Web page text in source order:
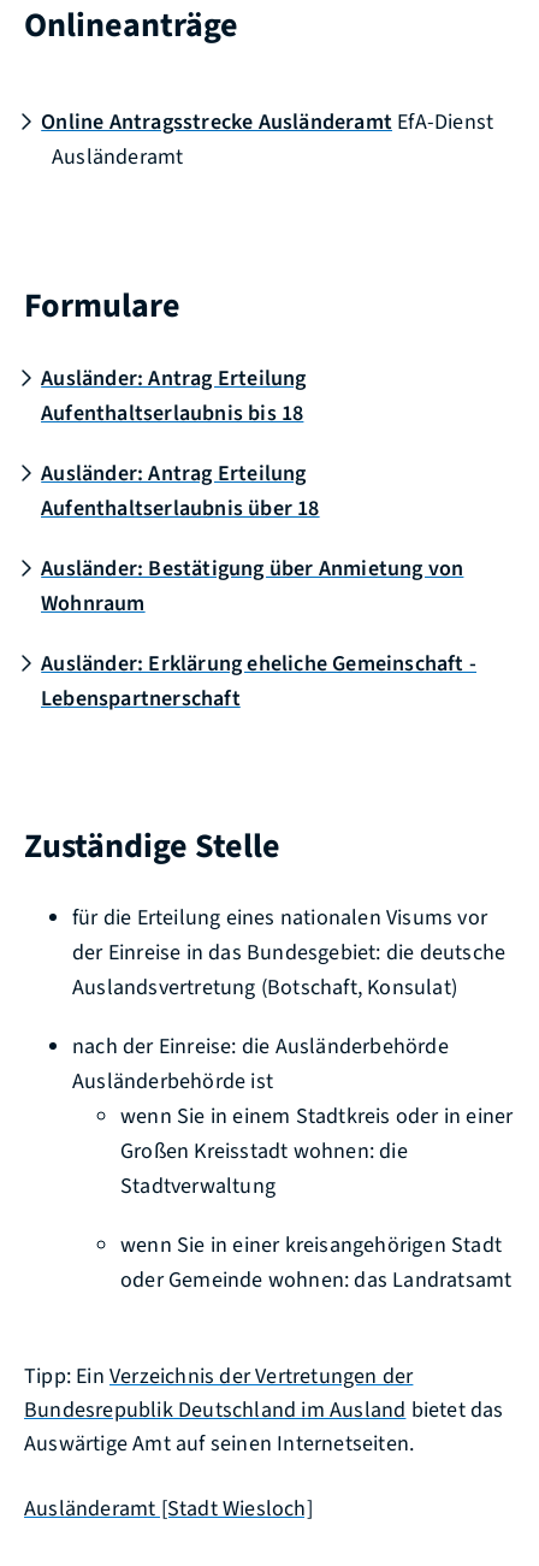
Onlineanträge
Online Antragsstrecke Ausländeramt EfA-Dienst
Ausländeramt
Formulare
Ausländer: Antrag Erteilung
Aufenthaltserlaubnis bis 18
Ausländer: Antrag Erteilung
Aufenthaltserlaubnis über 18
Ausländer: Bestätigung über Anmietung von
Wohnraum
Ausländer: Erklärung eheliche Gemeinschaft -
Lebenspartnerschaft
Zuständige Stelle
für die Erteilung eines nationalen Visums vor
der Einreise in das Bundesgebiet: die deutsche
Auslandsvertretung (Botschaft, Konsulat)
nach der Einreise: die Ausländerbehörde
Ausländerbehörde ist
wenn Sie in einem Stadtkreis oder in einer
Großen Kreisstadt wohnen: die
Stadtverwaltung
wenn Sie in einer kreisangehörigen Stadt
oder Gemeinde wohnen: das Landratsamt
Tipp: Ein Verzeichnis der Vertretungen der
Bundesrepublik Deutschland im Ausland bietet das
Auswärtige Amt auf seinen Internetseiten.
Ausländeramt [Stadt Wiesloch]